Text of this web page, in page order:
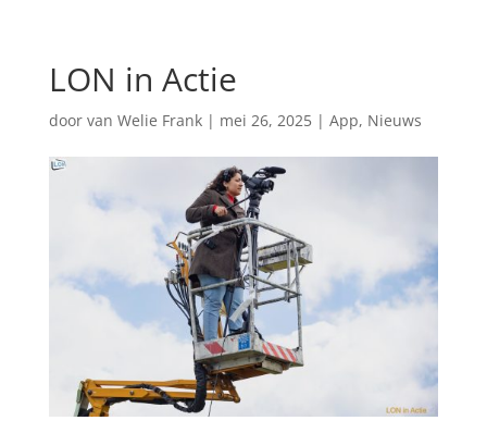
LON in Actie
door van Welie Frank| mei 26, 2025| App, Nieuws